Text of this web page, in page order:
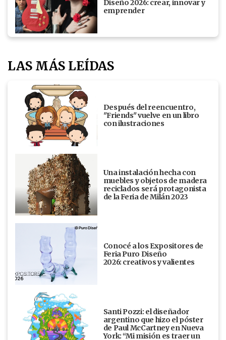
Diseño 2026: crear, innovar y
emprender
LAS MÁS LEÍDAS
Después del reencuentro,
"Friends" vuelve en un libro
con ilustraciones
Una instalación hecha con
muebles y objetos de madera
reciclados será protagonista
de la Feria de Milán 2023
Conocé a los Expositores de
Feria Puro Diseño
2026: creativos y valientes
Santi Pozzi: el diseñador
argentino que hizo el póster
de Paul McCartney en Nueva
York: “Mi misión es traer un